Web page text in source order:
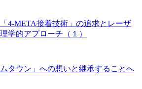
4-META接着技術」の追求とレーザ
学的アプローチ（１）
タウン」への想いと継承することへ